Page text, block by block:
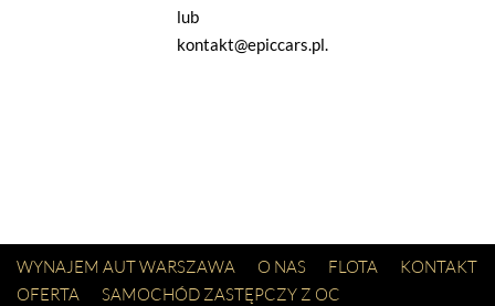
lub
kontakt@epiccars.pl.
WYNAJEM AUT WARSZAWA O NAS FLOTA
KONTAKT
OFERTA
SAMOCHÓD ZASTĘPCZY Z OC